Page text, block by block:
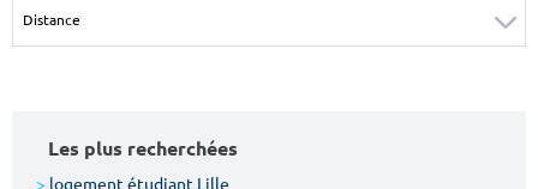
Surface min Surface max
Type de location
Les plus recherchées
> logement étudiant Lille